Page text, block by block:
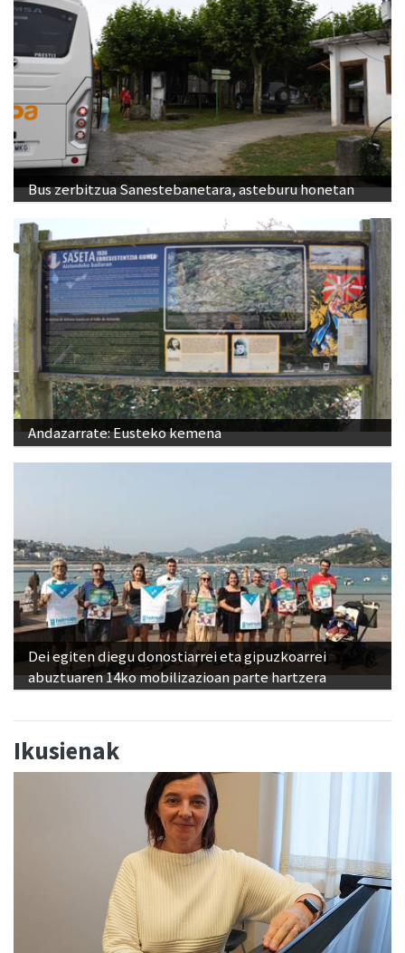
Bus zerbitzua Sanestebanetara, asteburu honetan
Andazarrate: Eusteko kemena
Dei egiten diegu donostiarrei eta gipuzkoarrei
abuztuaren 14ko mobilizazioan parte hartzera
Ikusienak